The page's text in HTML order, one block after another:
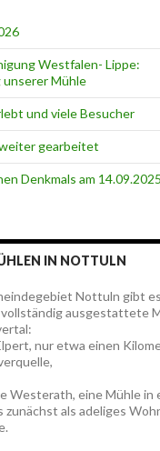
Westfalen- Lippe:
Mühle
und viele Besucher
gearbeitet
Denkmals am 14.09.2025
IN NOTTULN
Nottuln gibt
ausgestattete
nur etwa einen
Westerath, eine Mühle in
zunächst als adeliges